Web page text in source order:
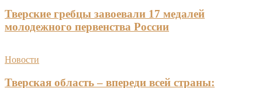
Тверские гребцы завоевали 17 медалей
молодежного первенства России
Новости
Тверская область – впереди всей страны: